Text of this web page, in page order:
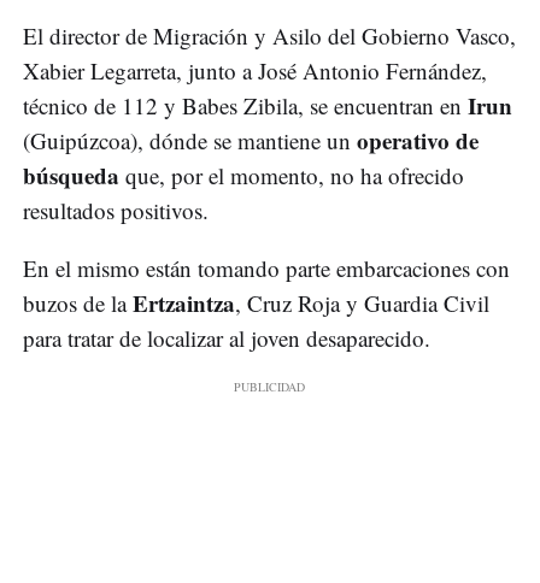
El director de Migración y Asilo del Gobierno Vasco,
Xabier Legarreta, junto a José Antonio Fernández,
técnico de 112 y Babes Zibila, se encuentran en Irun
(Guipúzcoa), dónde se mantiene un operativo de
búsqueda que, por el momento, no ha ofrecido
resultados positivos.
En el mismo están tomando parte embarcaciones con
buzos de laErtzaintza, Cruz Roja y Guardia Civil
para tratar de localizar al joven desaparecido.